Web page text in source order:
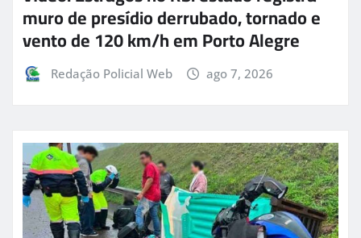
muro de presídio derrubado, tornado e
vento de 120 km/h em Porto Alegre
Redação Policial Web ago 7, 2026